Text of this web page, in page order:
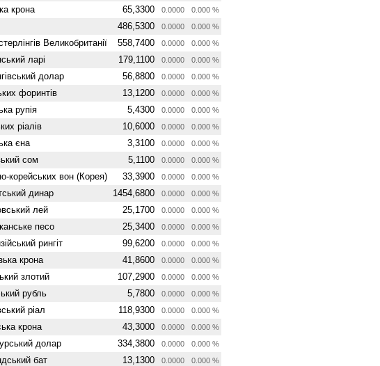
крона 65,3300 0.0000 0.000 %
486,5300 0.0000 0.000 %
Велико­британії 558,7400 0.0000 0.000 %
ларі 179,1100 0.0000 0.000 %
долар 56,8800 0.0000 0.000 %
форинтів 13,1200 0.0000 0.000 %
рупія 5,4300 0.0000 0.000 %
ріалів 10,6000 0.0000 0.000 %
єна 3,3100 0.0000 0.000 %
сом 5,1100 0.0000 0.000 %
корейських вон (Корея) 33,3900 0.0000 0.000 %
динар 1454,6800 0.0000 0.000 %
лей 25,1700 0.0000 0.000 %
песо 25,3400 0.0000 0.000 %
рингіт 99,6200 0.0000 0.000 %
крона 41,8600 0.0000 0.000 %
злотий 107,2900 0.0000 0.000 %
рубль 5,7800 0.0000 0.000 %
ріал 118,9300 0.0000 0.000 %
крона 43,3000 0.0000 0.000 %
долар 334,3800 0.0000 0.000 %
бат 13,1300 0.0000 0.000 %